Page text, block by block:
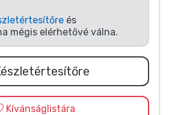
és
mégis elérhetővé válna.
Kívánságlistára